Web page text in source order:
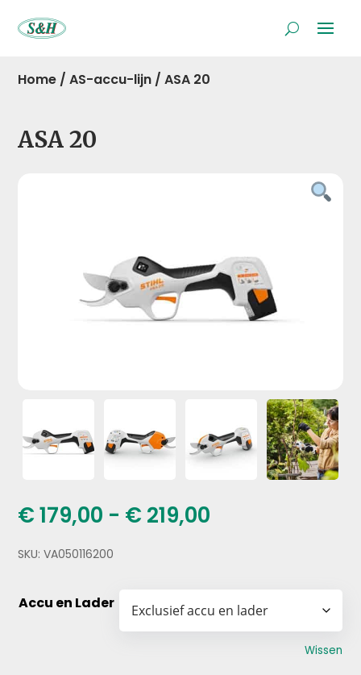
Home /AS-accu-lijn /ASA 20
ASA 20
€179,00 - € 219,00
SKU:VA050116200
Accu en Lader
Wissen